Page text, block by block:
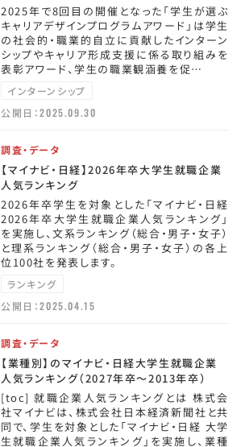
2025年で8回目の開催となった「学生が選ぶ
キャリアデザインプログラムアワード」は学生
の社会的・職業的自立に貢献したインターン
シップやキャリア形成支援に係る取り組みを
表彰アワード、学生の職業観涵養を促…
インターンシップ
公開日：2025.09.30
調査・データ
【マイナビ・日経】2026年卒大学生就職企業
人気ランキング
2026年卒学生を対象とした「マイナビ・日経
2026年卒大学生就職企業人気ランキング」
を実施し、文系ランキング（総合・男子・女子）
と理系ランキング（総合・男子・女子）の各上
位100社を発表します。
ランキング
公開日：2025.04.15
調査・データ
【業種別】のマイナビ・日経大学生就職企業
人気ランキング（2027年卒～2013年卒）
[toc] 就職企業人気ランキングとは 株式会
社マイナビは、株式会社日本経済新聞社と共
同で、学生を対象とした「マイナビ・日経 大学
生就職企業人気ランキング」を実施し、業種